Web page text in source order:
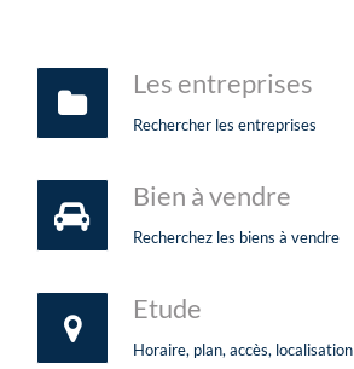
Les entreprises
Rechercher les entreprises
Bien à vendre
Recherchez les biens à vendre
Etude
Horaire, plan, accès, localisation